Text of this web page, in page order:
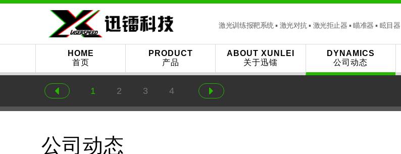
激光训练报靶系统 ▪ 激光对抗 ▪ 激光拒止器 ▪ 瞄准器 ▪ 眩目
HOME
首页
PRODUCT
产品
ABOUT XUNLEI
关于迅镭
DYNAMICS
公司动态
1 2 3 4
公司动态